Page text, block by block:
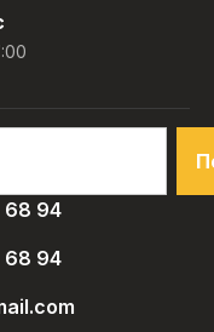
68 94
68 94